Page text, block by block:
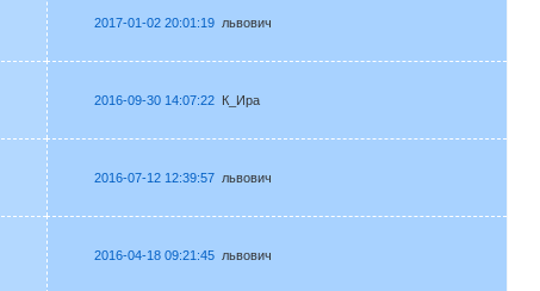
2017-01-02 20:01:19 львович
2016-09-30 14:07:22 К_Ира
2016-07-12 12:39:57 львович
2016-04-18 09:21:45 львович